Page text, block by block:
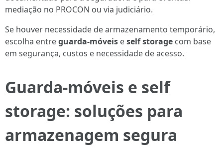
mediação no PROCON ou via judiciário.
Se houver necessidade de armazenamento temporário,
escolha entreguarda-móveis eself storage com base
em segurança, custos e necessidade de acesso.
Guarda-móveis e self
storage: soluções para
armazenagem segura